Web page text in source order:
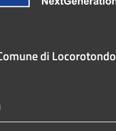
di Locorotondo